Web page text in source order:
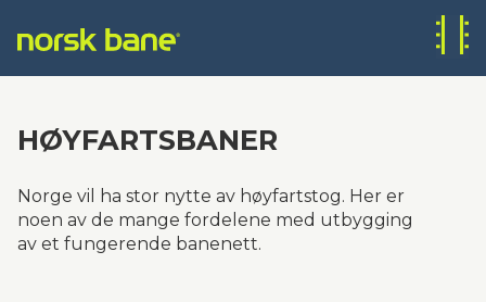
HØYFARTSBANER
Norge vil ha stor nytte av høyfartstog. Her er
noen av de mange fordelene med utbygging
av et fungerende banenett.